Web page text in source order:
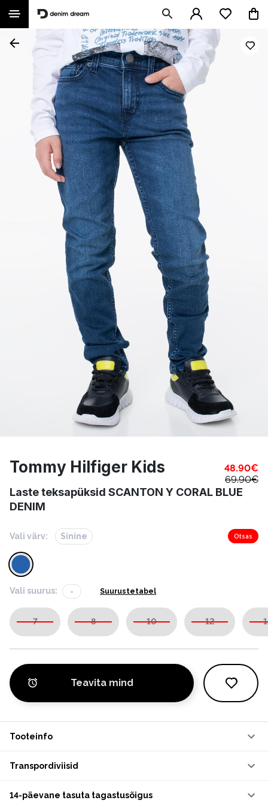
Tommy Hilfiger Kids 48.90€
69.90€
Laste teksapüksid SCANTON Y CORAL BLUE
DENIM
Vali värv: Sinine Otsas
Vali suurus: - Suurustetabel
7 8 10 12
Teavita mind
Tooteinfo
Transpordiviisid
14-päevane tasuta tagastusõigus